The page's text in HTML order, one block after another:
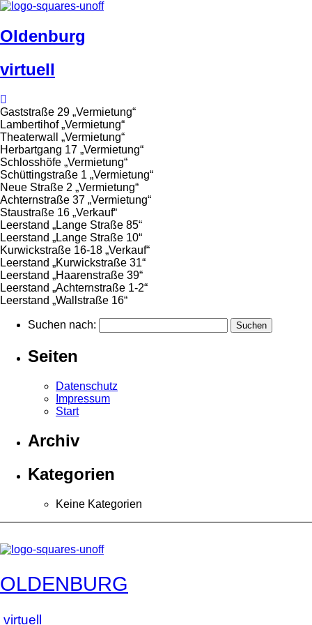
Oldenburg
virtuell
Gaststraße 29 „Vermietung“
Lambertihof „Vermietung“
Theaterwall „Vermietung“
Herbartgang 17 „Vermietung“
Schlosshöfe „Vermietung“
Schüttingstraße 1 „Vermietung“
Neue Straße 2 „Vermietung“
Achternstraße 37 „Vermietung“
Staustraße 16 „Verkauf“
Leerstand „Lange Straße 85“
Leerstand „Lange Straße 10“
Kurwickstraße 16-18 „Verkauf“
Leerstand „Kurwickstraße 31“
Leerstand „Haarenstraße 39“
Leerstand „Achternstraße 1-2“
Leerstand „Wallstraße 16“
Suchen nach:
Seiten
Datenschutz
Impressum
Start
Archiv
Kategorien
Keine Kategorien
OLDENBURG
virtuell